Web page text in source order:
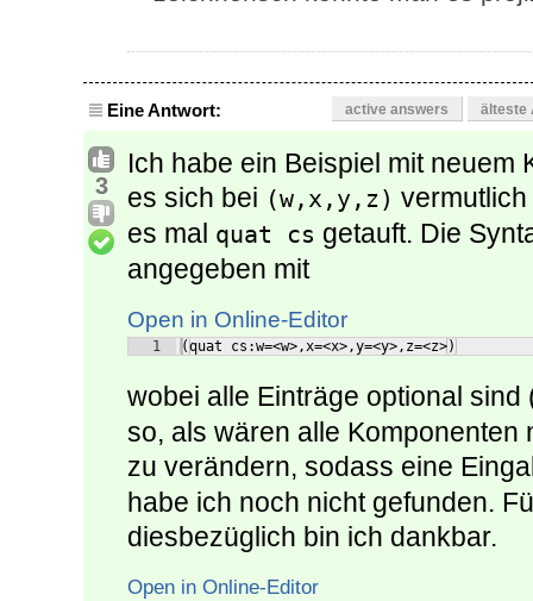
Eine Antwort: active answers älteste
3
Ich habe ein Beispiel mit neuem
es sich bei (w,x,y,z)
es mal quat cs getauft. Die
angegeben mit
Open in Online-Editor
1 (quat cs:w=<w>,x=<x>,y=<y>,z=<z>)
wobei alle Einträge optional
so, als wären alle
zu verändern, sodass eine
habe ich noch nicht gefunden.
diesbezüglich bin ich dankbar.
Open in Online-Editor